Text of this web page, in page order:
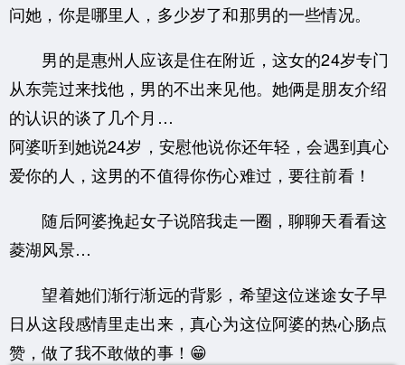
问她，你是哪里人，多少岁了和那男的一些情况。
男的是惠州人应该是住在附近，这女的24岁专门
从东莞过来找他，男的不出来见他。她俩是朋友介绍
的认识的谈了几个月…
阿婆听到她说24岁，安慰他说你还年轻，会遇到真心
爱你的人，这男的不值得你伤心难过，要往前看！
随后阿婆挽起女子说陪我走一圈，聊聊天看看这
菱湖风景…
望着她们渐行渐远的背影，希望这位迷途女子早
日从这段感情里走出来，真心为这位阿婆的热心肠点
赞，做了我不敢做的事！😁